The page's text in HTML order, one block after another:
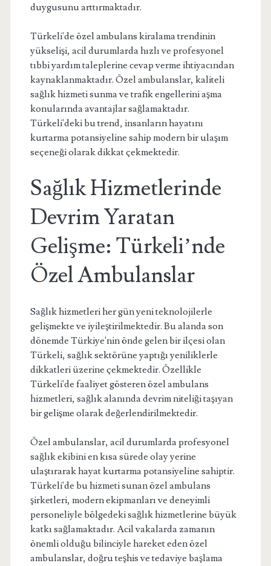
duygusunu arttırmaktadır.
Türkeli'de özel ambulans kiralama trendinin
yükselişi, acil durumlarda hızlı ve profesyonel
tıbbi yardım taleplerine cevap verme ihtiyacından
kaynaklanmaktadır. Özel ambulanslar, kaliteli
sağlık hizmeti sunma ve trafik engellerini aşma
konularında avantajlar sağlamaktadır.
Türkeli'deki bu trend, insanların hayatını
kurtarma potansiyeline sahip modern bir ulaşım
seçeneği olarak dikkat çekmektedir.
Sağlık Hizmetlerinde
Devrim Yaratan
Gelişme: Türkeli’nde
Özel Ambulanslar
Sağlık hizmetleri her gün yeni teknolojilerle
gelişmekte ve iyileştirilmektedir. Bu alanda son
dönemde Türkiye'nin önde gelen bir ilçesi olan
Türkeli, sağlık sektörüne yaptığı yeniliklerle
dikkatleri üzerine çekmektedir. Özellikle
Türkeli'de faaliyet gösteren özel ambulans
hizmetleri, sağlık alanında devrim niteliği taşıyan
bir gelişme olarak değerlendirilmektedir.
Özel ambulanslar, acil durumlarda profesyonel
sağlık ekibini en kısa sürede olay yerine
ulaştırarak hayat kurtarma potansiyeline sahiptir.
Türkeli'de bu hizmeti sunan özel ambulans
şirketleri, modern ekipmanları ve deneyimli
personeliyle bölgedeki sağlık hizmetlerine büyük
katkı sağlamaktadır. Acil vakalarda zamanın
önemli olduğu bilinciyle hareket eden özel
ambulanslar, doğru teşhis ve tedaviye başlama